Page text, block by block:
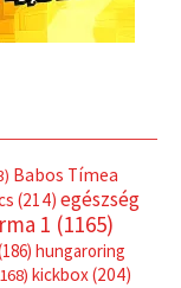
Babos Tímea
(214) egészség
1 (1165)
hungaroring
kickbox(204)